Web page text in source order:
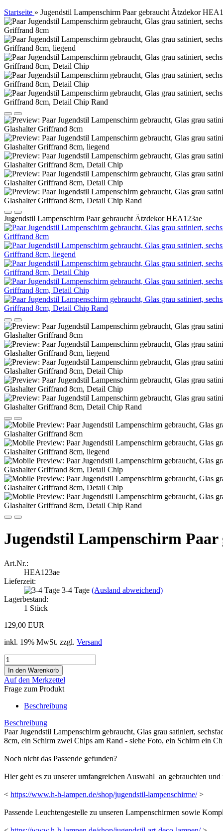
Startseite » Jugendstil Lampenschirm Paar gebraucht Ätzdekor
Jugendstil Lampenschirm Paar gebraucht Ätzdekor HEA123ae
Jugendstil Lampenschirm
Art.Nr.:
HEA123ae
Lieferzeit:
3-4 Tage (Ausland abweichend)
Lagerbestand:
1 Stück
129,00 EUR
inkl. 19% MwSt. zzgl. Versand
Auf den Merkzettel
Frage zum Produkt
Beschreibung
Beschreibung
Paar Jugendstil Lampenschirm gebraucht, Glas grau satiniert,
8cm, ein Schirm zwei Chips am Rand - siehe Foto, ein Schirm ein
Noch nicht das Passende gefunden?
Hier geht es zu unserer umfangreichen Auswahl an gebrauchten
< https://www.h-h-lampen.de/shop/jugendstil-lampenschirme/>
Passende Leuchtengestelle zu unseren Lampenschirmen sowie